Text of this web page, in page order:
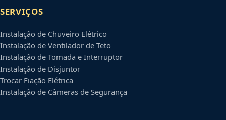
SERVIÇOS
Instalação de Chuveiro Elétrico
Instalação de Ventilador de Teto
Instalação de Tomada e Interruptor
Instalação de Disjuntor
Trocar Fiação Elétrica
Instalação de Câmeras de Segurança